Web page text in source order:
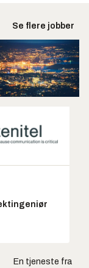
Se flere jobber
En tjeneste fra